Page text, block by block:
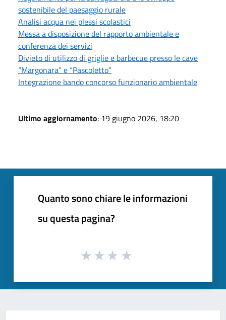
sostenibile del paesaggio rurale
Analisi acqua nei plessi scolastici
Messa a disposizione del rapporto ambientale e
conferenza dei servizi
Divieto di utilizzo di griglie e barbecue presso le cave
“Margonara” e “Pascoletto”
Integrazione bando concorso funzionario ambientale
Ultimo aggiornamento: 19 giugno 2026, 18:20
Quanto sono chiare le informazioni
su questa pagina?